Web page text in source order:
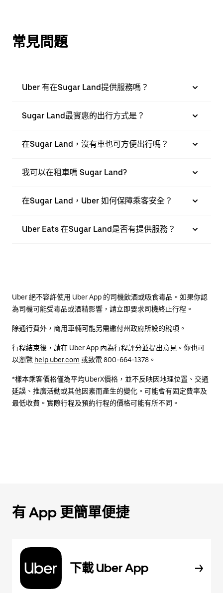
常見問題
Uber 有在Sugar Land提供服務嗎？
Sugar Land最實惠的出行方式是？
在Sugar Land，沒有車也可方便出行嗎？
我可以在租車嗎 Sugar Land?
在Sugar Land，Uber 如何保障乘客安全？
Uber Eats 在Sugar Land是否有提供服務？
Uber 絕不容許使用 Uber App 的司機飲酒或吸食毒品。如果你認
為司機可能受毒品或酒精影響，請立即要求司機終止行程。
除通行費外，商用車輛可能另需繳付州政府所設的稅項。
行程結束後，請在 Uber App 內為行程評分並提出意見。你也可
以瀏覽 help.uber.com 或致電 800-664-1378。
*樣本乘客價格僅為平均UberX價格，並不反映因地理位置、交通
延誤、推廣活動或其他因素而產生的變化。可能會有固定費率及
最低收費。實際行程及預約行程的價格可能有所不同。
有 App 更簡單便捷
下載 Uber App